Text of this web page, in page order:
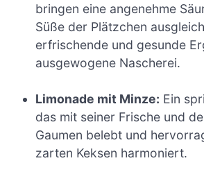
bringen eine angenehme
Süße der Plätzchen
erfrischende und gesunde
ausgewogene Nascherei.
Limonade mit Minze: Ein
das mit seiner Frische und
Gaumen belebt und
zarten Keksen harmoniert.